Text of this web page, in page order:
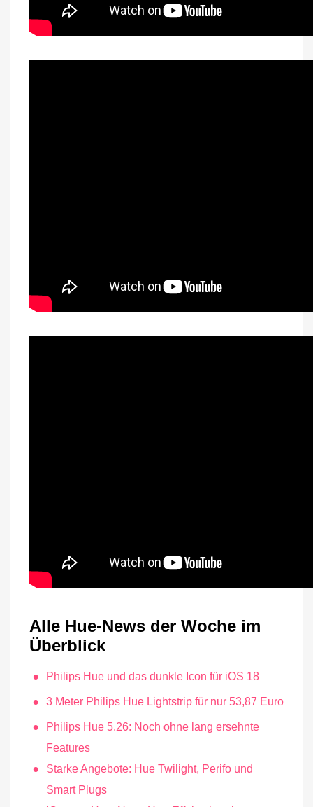
Alle Hue-News der Woche im
Überblick
Philips Hue und das dunkle Icon für iOS 18
3 Meter Philips Hue Lightstrip für nur 53,87 Euro
Philips Hue 5.26: Noch ohne lang ersehnte
Features
Starke Angebote: Hue Twilight, Perifo und
Smart Plugs